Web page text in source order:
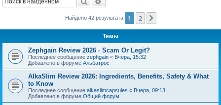
Найдено 42 результата 1 2
Темы
Zephgain Review 2026 - Scam Or Legit?
Последнее сообщение zephgain « Вчера, 15:32
Добавлено в форуме Альбатрос
AlkaSlim Review 2026: Ingredients, Benefits, Safety & What
to Know
Последнее сообщение alkaslimcapsules « Вчера, 09:13
Добавлено в форуме Общий форум